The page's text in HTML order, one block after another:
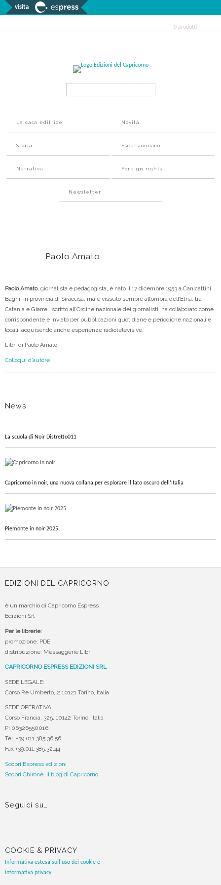
visita
0 prodotti
La casa editrice Novità
Storia Escursionismo
Narrativa Foreign rights
Newsletter
Paolo Amato
Paolo Amato, giornalista e pedagogista, è nato il 17 dicembre 1953 a Canicattini
Bagni, in provincia di Siracusa, ma è vissuto sempre all’ombra dell’Etna, tra
Catania e Giarre. Iscritto all’Ordine nazionale dei giornalisti, ha collaborato come
corrispondente e inviato per pubblicazioni quotidiane e periodiche nazionali e
locali, acquisendo anche esperienze radiotelevisive.
Libri di Paolo Amato
Colloqui d’autore
News
La scuola di Noir Distretto011
Capricorno in noir, una nuova collana per esplorare il lato oscuro dell’Italia
Piemonte in noir 2025
EDIZIONI DEL CAPRICORNO
è un marchio di Capricorno Espress
Edizioni Srl
Per le librerie:
promozione: PDE
distribuzione: Messaggerie Libri
CAPRICORNO ESPRESS EDIZIONI SRL
SEDE LEGALE:
Corso Re Umberto, 2 10121 Torino, Italia
SEDE OPERATIVA:
Corso Francia, 325, 10142 Torino, Italia
PI 06326550016
Tel. +39.011.385.36.56
Fax +39.011.385.32.44
Scopri Espress edizioni
Scopri Chirone, il blog di Capricorno
Seguici su…
COOKIE & PRIVACY
Informativa estesa sull'uso dei cookie e
informativa privacy